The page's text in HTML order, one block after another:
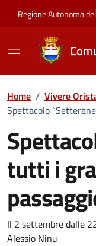
Regione Autonoma
Home / Vivere
Spettacolo
tutti i
Dettaglio
Il 2 settembre dalle
Alessio Ninu